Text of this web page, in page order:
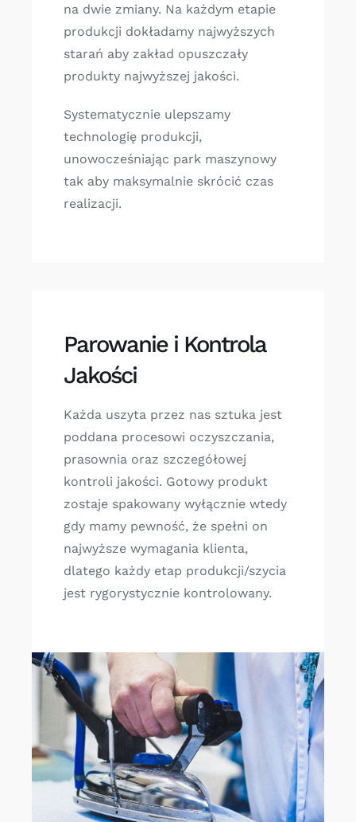
na dwie zmiany. Na każdym etapie
produkcji dokładamy najwyższych
starań aby zakład opuszczały
produkty najwyższej jakości.
Systematycznie ulepszamy
technologię produkcji,
unowocześniając park maszynowy
tak aby maksymalnie skrócić czas
realizacji.
Parowanie i Kontrola
Jakości
Każda uszyta przez nas sztuka jest
poddana procesowi oczyszczania,
prasownia oraz szczegółowej
kontroli jakości. Gotowy produkt
zostaje spakowany wyłącznie wtedy
gdy mamy pewność, że spełni on
najwyższe wymagania klienta,
dlatego każdy etap produkcji/szycia
jest rygorystycznie kontrolowany.